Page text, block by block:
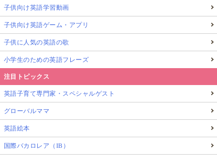
子供向け英語学習動画
子供向け英語ゲーム・アプリ
子供に人気の英語の歌
小学生のための英語フレーズ
注目トピックス
英語子育て専門家・スペシャルゲスト
グローバルママ
英語絵本
国際バカロレア（IB）